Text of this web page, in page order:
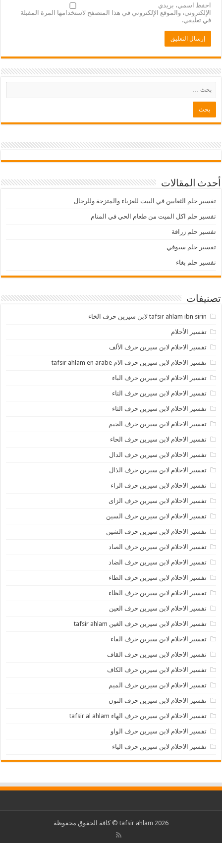
احفظ اسمي، بريدي
الإلكتروني، والموقع الإلكتروني في هذا المتصفح لاستخدامها المرة المقبلة
في تعليقي.
أحدث المقالات
تفسير حلم الثعابين في البيت للعزباء والمتزجة وللرجال
تفسير حلم اكل الميت من طعام الحي في المنام
تفسير حلم زرافة
تفسير حلم سيوفي
تفسير حلم بغاء
تصنيفات
tafsir ahlam ibn sirin لابن سيرين حرف الخاء
تفسير الأحلام
تفسير الاحلام لابن سيرين حرف الألف
تفسير الاحلام لابن سيرين حرف الام tafsir ahlam en arabe
تفسير الاحلام لابن سيرين حرف الباء
تفسير الاحلام لابن سيرين حرف التاء
تفسير الاحلام لابن سيرين حرف الثاء
تفسير الاحلام لابن سيرين حرف الجيم
تفسير الاحلام لابن سيرين حرف الحاء
تفسير الاحلام لابن سيرين حرف الدال
تفسير الاحلام لابن سيرين حرف الذال
تفسير الاحلام لابن سيرين حرف الراء
تفسير الاحلام لابن سيرين حرف الزاى
تفسير الاحلام لابن سيرين حرف السين
تفسير الاحلام لابن سيرين حرف الشين
تفسير الاحلام لابن سيرين حرف الصاد
تفسير الاحلام لابن سيرين حرف الضاد
تفسير الاحلام لابن سيرين حرف الطاء
تفسير الاحلام لابن سيرين حرف الظاء
تفسير الاحلام لابن سيرين حرف العين
تفسير الاحلام لابن سيرين حرف الغين tafsir ahlam
تفسير الاحلام لابن سيرين حرف الفاء
تفسير الاحلام لابن سيرين حرف القاف
تفسير الاحلام لابن سيرين حرف الكاف
تفسير الاحلام لابن سيرين حرف الميم
تفسير الاحلام لابن سيرين حرف النون
تفسير الاحلام لابن سيرين حرف الهاء tafsir al ahlam
تفسير الاحلام لابن سيرين حرف الواو
تفسير الاحلام لابن سيرين حرف الياء
2026 tafsir ahlam © كافة الحقوق محفوظة